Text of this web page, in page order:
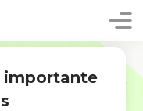
importante